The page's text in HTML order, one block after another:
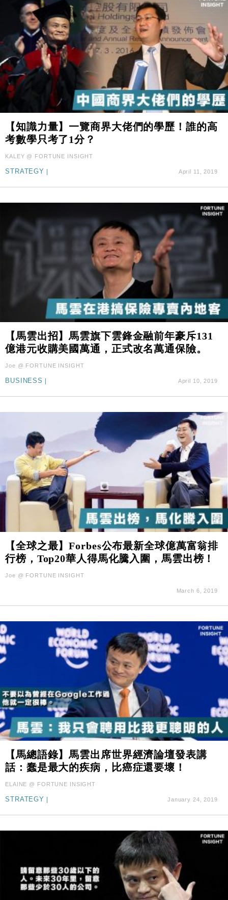
【知識力量】一覽商界大佬們的學歷！誰的高
考數學只考了1分？
KALEY @ FORTUNE INSIGHT
STRATEGY | April 11, 2019
【馬雲出招】馬雲旗下雲鋒金融前年豪斥131
億港元收購美國萬通，正式改名萬通保險。
Joe @ FORTUNE INSIGHT
BUSINESS April 10, 2019
【全球之最】Forbes公布最新全球億萬富翁排
行榜，Top20華人得馬化騰入圍，馬雲出榜！
Joe @ FORTUNE INSIGHT
March 6, 2019
【馬總語錄】馬雲出席世界經濟論壇發表講
話：蠢是最大的疾病，比癌症還要壞！
ELAINE @ FORTUNE INSIGHT
STRATEGY | January 24, 2019